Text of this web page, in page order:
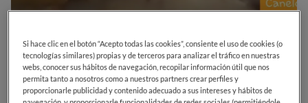
0 0
Carrer Pocafarina, 2008849Sant Climent de LlobregatBarcelona
Si hace clic en el botón “Acepto todas las cookies”, consiente el uso de cookies (o
tecnologías similares) propias y de terceros para analizar el tráfico en nuestras
webs, conocer sus hábitos de navegación, recopilar información útil que nos
permita tanto a nosotros como a nuestros partners crear perfiles y
proporcionarle publicidad y contenido adecuado a sus intereses y hábitos de